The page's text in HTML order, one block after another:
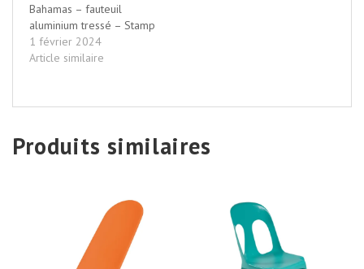
Bahamas – fauteuil
aluminium tressé – Stamp
1 février 2024
Article similaire
Produits similaires